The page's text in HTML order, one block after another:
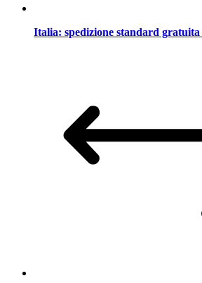
Italia: spedizione standard gratuita